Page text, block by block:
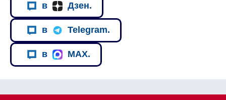
в Дзен.
в Telegram.
в MAX.